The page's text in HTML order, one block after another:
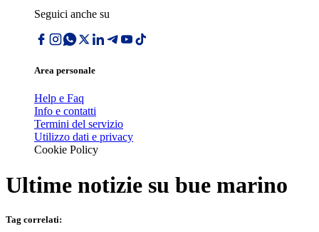
Seguici anche su
Area personale
Help e Faq
Info e contatti
Termini del servizio
Utilizzo dati e privacy
Cookie Policy
Ultime notizie su bue marino
Tag correlati: